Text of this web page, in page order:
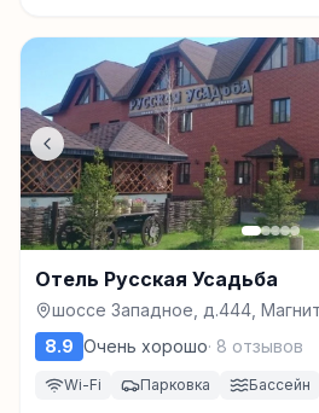
Отель Русская Усадьба
шоссе Западное, д.444,
8.9 Очень хорошо· 8 отзывов
Wi-Fi Парковка Бассейн